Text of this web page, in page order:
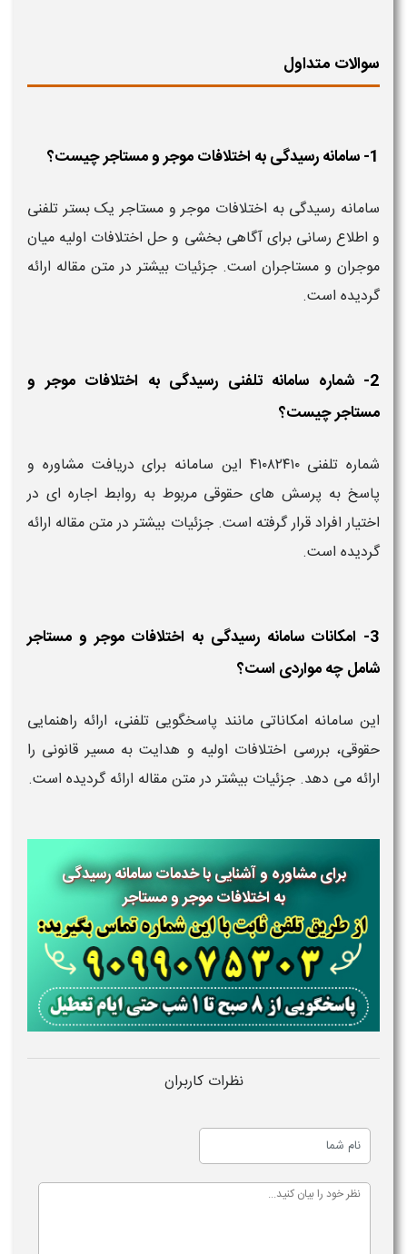
سوالات متداول
1- سامانه رسیدگی به اختلافات موجر و مستاجر چیست؟
سامانه رسیدگی به اختلافات موجر و مستاجر یک بستر تلفنی
و اطلاع رسانی برای آگاهی بخشی و حل اختلافات اولیه میان
موجران و مستاجران است. جزئیات بیشتر در متن مقاله ارائه
گردیده است.
2- شماره سامانه تلفنی رسیدگی به اختلافات موجر و
مستاجر چیست؟
شماره تلفنی ۴۱۰۸۲۴۱۰ این سامانه برای دریافت مشاوره و
پاسخ به پرسش های حقوقی مربوط به روابط اجاره ای در
اختیار افراد قرار گرفته است. جزئیات بیشتر در متن مقاله ارائه
گردیده است.
3- امکانات سامانه رسیدگی به اختلافات موجر و مستاجر
شامل چه مواردی است؟
این سامانه امکاناتی مانند پاسخگویی تلفنی، ارائه راهنمایی
حقوقی، بررسی اختلافات اولیه و هدایت به مسیر قانونی را
ارائه می دهد. جزئیات بیشتر در متن مقاله ارائه گردیده است.
برای مشاوره و آشنایی با خدمات سامانه رسیدگی
به اختلافات موجر و مستاجر
نظرات کاربران